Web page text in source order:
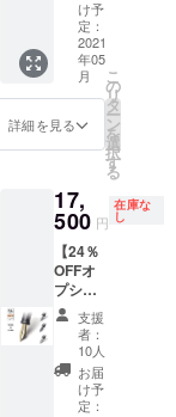
造工程
上の都
合等に
より出
荷時期
る場合
があり
り量産
効率が
向上し
た場
合、正
規販売
価格が
がる可
能性も
ござい
ます。
※ご注文
状況、
使用部
材の供
給状
況、製
造工程
上の都
年筆：
アル
ミ）の
カラー
は５色
からお
選びい
サイズ
は４種
類から
お選び
いただ
けま
す。 ※
皆様の
応援購
入によ
り量産
効率が
4金）ニ
Gold（1
4金）ニ
ブ（ペ
ン先）×
１ （販
売予定
価格
円の
27％OF
F） ※こ
ちらは
リター
ンのオ
プショ
ン商品
のた
め、本
体をご
購入の
け予
定：
2021
年05
月
詳細を見る
こ
の
リ
タ
ー
ン
を
選
択
す
る
17,
500 円
在庫な
し
【24％
OFFオ
プショ
ンリ
ター
ン】
Gold（1
4金）ニ
支援
者：
10人
お届
け予
定：